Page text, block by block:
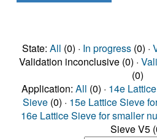
State: All (0) · In progress(0) ·
Validation inconclusive (0) ·
(0)
Application: All (0) · 14e
Sieve (0) · 15e Lattice Sieve
16e Lattice Sieve for smaller
Sieve V5